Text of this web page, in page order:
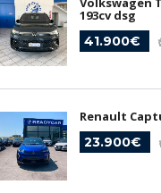
193cv dsg
41.900€
Renault
23.900€